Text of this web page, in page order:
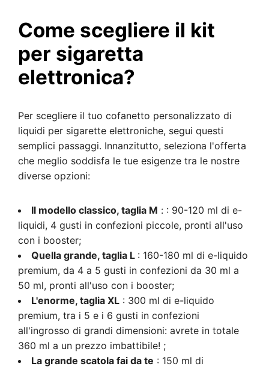
Come scegliere il kit
per sigaretta
elettronica?
Per scegliere il tuo cofanetto personalizzato di
liquidi per sigarette elettroniche, segui questi
semplici passaggi. Innanzitutto, seleziona l'offerta
che meglio soddisfa le tue esigenze tra le nostre
diverse opzioni:
Il modello classico, taglia M : : 90-120 ml di e-
liquidi, 4 gusti in confezioni piccole, pronti all'uso
con i booster;
Quella grande, taglia L : 160-180 ml di e-liquido
premium, da 4 a 5 gusti in confezioni da 30 ml a
50 ml, pronti all'uso con i booster;
L'enorme, taglia XL : 300 ml di e-liquido
premium, tra i 5 e i 6 gusti in confezioni
all'ingrosso di grandi dimensioni: avrete in totale
360 ml a un prezzo imbattibile! ;
La grande scatola fai da te : 150 ml di